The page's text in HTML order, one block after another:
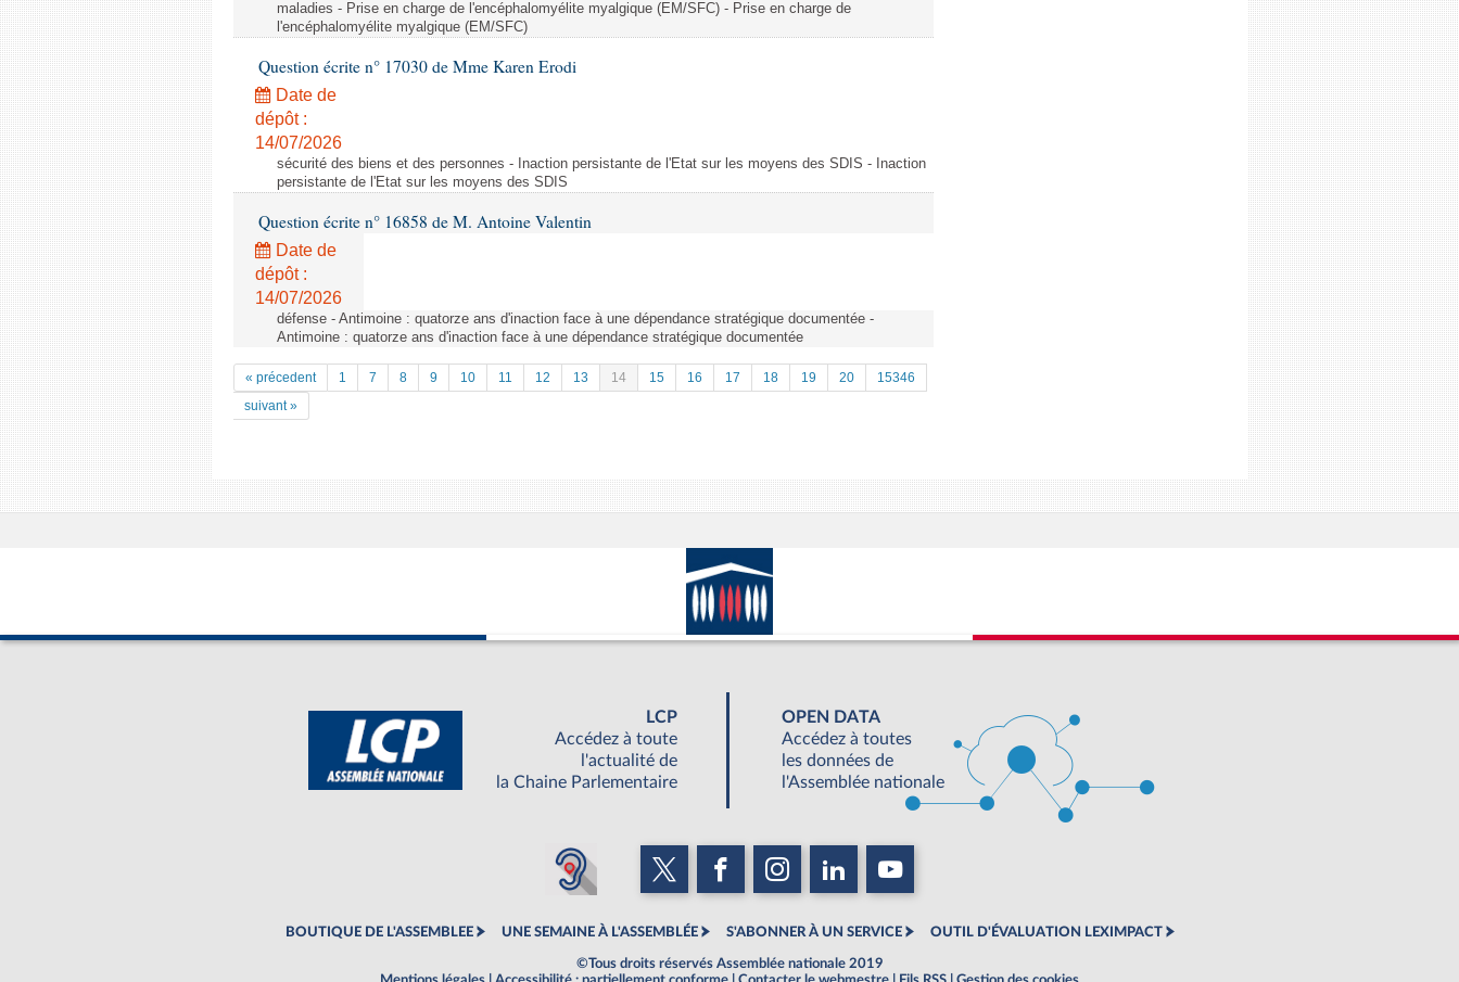
maladies - Prise en charge de l'encéphalomyélite myalgique (EM/SFC) - Prise en charge de
l'encéphalomyélite myalgique (EM/SFC)
Question écrite n° 17030 de Mme Karen Erodi
Date de
dépôt :
14/07/2026
sécurité des biens et des personnes - Inaction persistante de l'Etat sur les moyens des SDIS - Inaction
persistante de l'Etat sur les moyens des SDIS
Question écrite n° 16858 de M. Antoine Valentin
Date de
dépôt :
14/07/2026
défense - Antimoine : quatorze ans d'inaction face à une dépendance stratégique documentée -
Antimoine : quatorze ans d'inaction face à une dépendance stratégique documentée
« précedent 1 7 8 9 10 11 12 13 14 15 16 17 18 19 20
15346
suivant »
LCP
Accédez à toute
l'actualité de
la Chaine Parlementaire
OPEN DATA
Accédez à toutes
les données de
l'Assemblée nationale
BOUTIQUE DE L'ASSEMBLEE UNE SEMAINE À L'ASSEMBLÉE S'ABONNER À UN SERVICE OUTIL D'ÉVALUATION LEXIMPACT
©Tous droits réservés Assemblée nationale 2019